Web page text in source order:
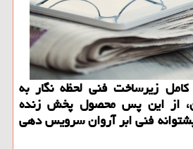
زیرساخت فنی لحظه نگار به
از این پس محصول پخش زنده
پشتوانه فنی ابر آروان سرویس دهی